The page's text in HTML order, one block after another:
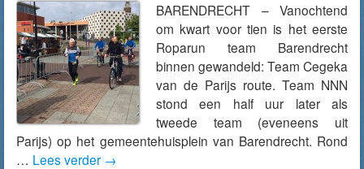
BARENDRECHT – Vanochtend
om kwart voor tien is het eerste
Roparun team Barendrecht
binnen gewandeld: Team Cegeka
van de Parijs route. Team NNN
stond een half uur later als
tweede team (eveneens uit
Parijs) op het gemeentehuisplein van Barendrecht. Rond
… Lees verder →